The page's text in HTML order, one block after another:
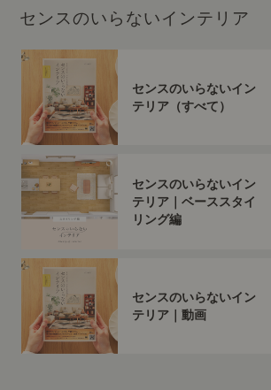
センスのいらないインテリア
センスのいらないイン
テリア（すべて）
センスのいらないイン
テリア｜ベーススタイ
リング編
センスのいらないイン
テリア｜動画